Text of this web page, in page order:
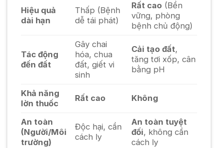
Hiệu quả
dài hạn
Thấp (Bệnh
dễ tái phát)
Rất cao (Bền
vững, phòng
bệnh chủ động)
Tác động
đến đất
Gây chai
hóa, chua
đất, giết vi
sinh
Cải tạo đất,
tăng tơi xốp, cân
bằng pH
Khả năng
lờn thuốc
Rất cao Không
An toàn
(Người/Môi
trường)
Độc hại, cần
cách ly
An toàn tuyệt
đối, không cần
cách ly